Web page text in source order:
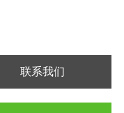
联系我们